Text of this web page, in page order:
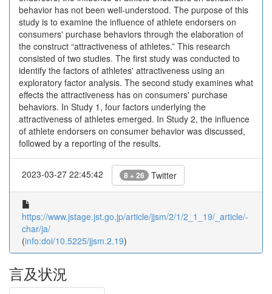
behavior has not been well-understood. The purpose of this
study is to examine the influence of athlete endorsers on
consumers' purchase behaviors through the elaboration of
the construct “attractiveness of athletes.” This research
consisted of two studies. The first study was conducted to
identify the factors of athletes' attractiveness using an
exploratory factor analysis. The second study examines what
effects the attractiveness has on consumers' purchase
behaviors. In Study 1, four factors underlying the
attractiveness of athletes emerged. In Study 2, the influence
of athlete endorsers on consumer behavior was discussed,
followed by a reporting of the results.
2023-03-27 22:45:42 8 + 26 Twitter
https://www.jstage.jst.go.jp/article/jjsm/2/1/2_1_19/_article/-
char/ja/
(info:doi/10.5225/jjsm.2.19)
言及状況